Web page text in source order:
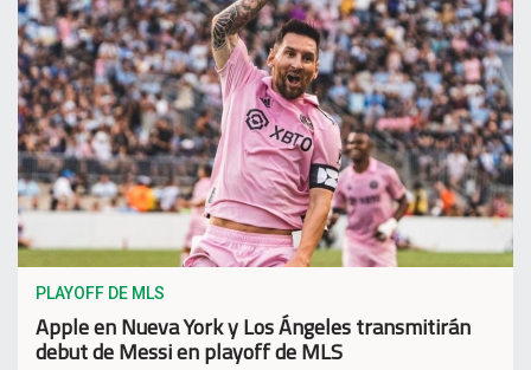
PLAYOFF DE MLS
Apple en Nueva York y Los Ángeles transmitirán
debut de Messi en playoff de MLS